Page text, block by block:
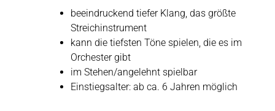
beeindruckend tiefer Klang, das größte
Streichinstrument
kann die tiefsten Töne spielen, die es im
Orchester gibt
im Stehen/angelehnt spielbar
Einstiegsalter: ab ca. 6 Jahren möglich